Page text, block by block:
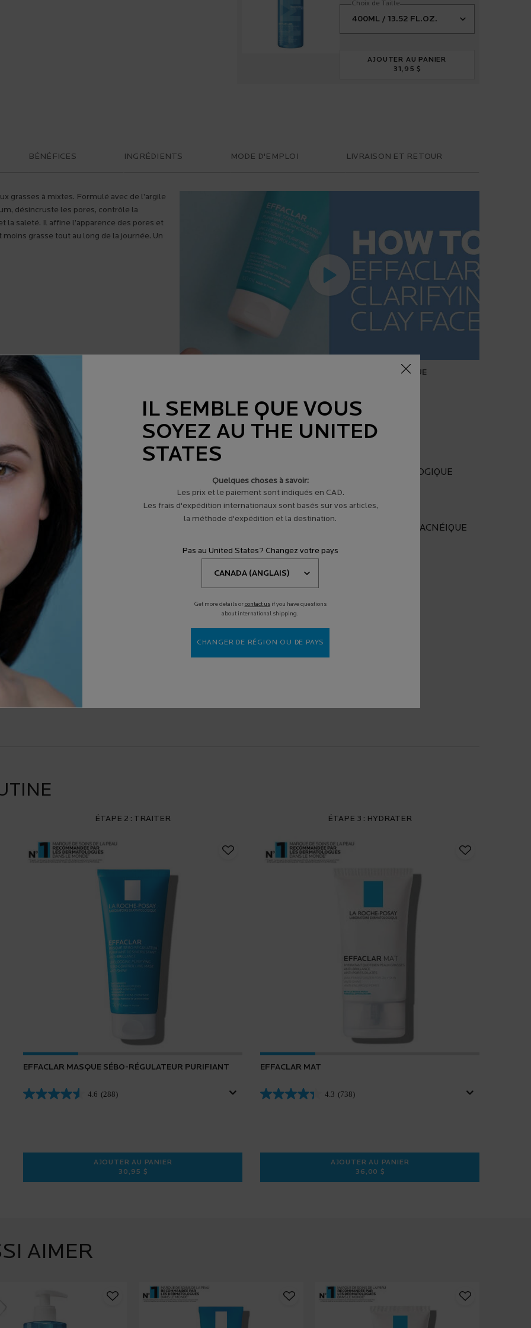
Choix de Taille
AJOUTER AU PANIER
31,95 $
BÉNÉFICES INGRÉDIENTS MODE D'EMPLOI LIVRAISON ET RETOUR
grasses à mixtes. Formulé avec de l’argile
désincruste les pores, contrôle la
saleté. Il affine l’apparence des pores et
grasse tout au long de la journée. Un
COMMENT UTILISER EFFACLAR SEBO CONTROLLING MASQUE
par les dermatologues dans le monde.
Posay propose des soins de peau uniques, qui sont
cliniquement pour démontrer leur efficacité et
CHARTE DE SÉCURITÉ :
TESTÉ SOUS CONTRÔLE DERMATOLOGIQUE
CONVIENT AUX PEAUX SENSIBLES
TESTÉ SUR LES PEAUX À TENDANCE ACNÉIQUE
SANS PARABÈNE
HYPOALLERGÉNIQUE
ÉTAPE 2 : TRAITER
EFFACLAR MASQUE SÉBO-RÉGULATEUR PURIFIANT
4.6 (288)
AJOUTER AU PANIER
30,95 $
ÉTAPE 3 : HYDRATER
EFFACLAR MAT
4.3 (738)
AJOUTER AU PANIER
36,00 $
AIMER
IL SEMBLE QUE VOUS
SOYEZ AU THE UNITED
STATES
Quelques choses à savoir:
Les prix et le paiement sont indiqués en CAD.
Les frais d'expédition internationaux sont basés sur vos articles,
la méthode d'expédition et la destination.
Pas au United States? Changez votre pays
Get more details orcontact usif you have questions
about international shipping.
CHANGER DE RÉGION OU DE PAYS